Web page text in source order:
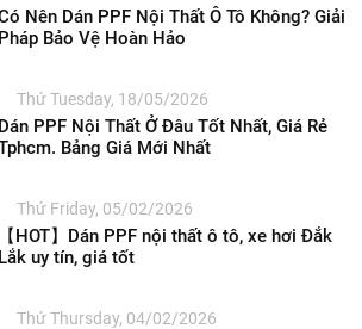
Nên Dán PPF Nội Thất Ô Tô Không? Giải
Pháp Bảo Vệ Hoàn Hảo
Thứ Tuesday, 18/05/2026
Dán PPF Nội Thất Ở Đâu Tốt Nhất, Giá Rẻ
Bảng Giá Mới Nhất
Thứ Friday, 05/02/2026
【HOT】Dán PPF nội thất ô tô, xe hơi Đắk
Lắk uy tín, giá tốt
Thứ Thursday, 04/02/2026